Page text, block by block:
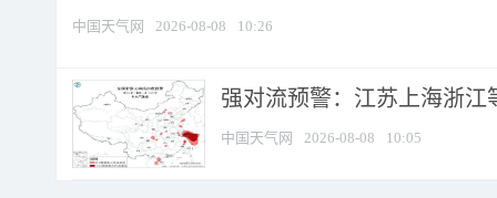
中国天气网 2026-08-08 10:26
强对流预警：江苏上海浙江
中国天气网 2026-08-08 10:05